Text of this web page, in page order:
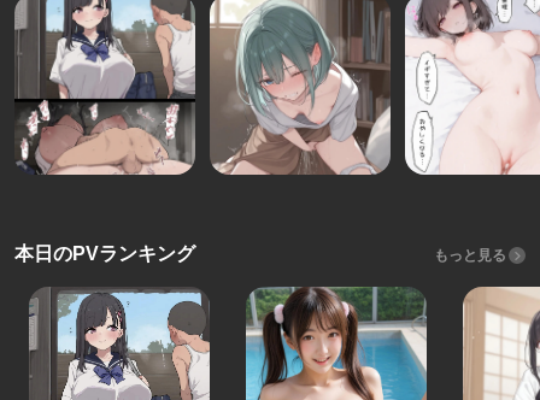
本日のPVランキング もっと見る